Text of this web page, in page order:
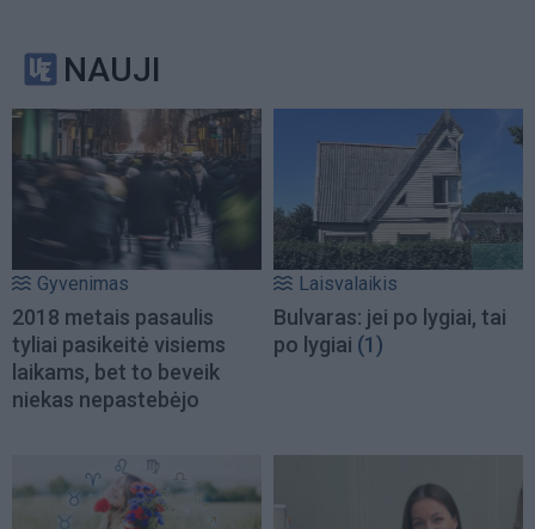
NAUJI
Gyvenimas
2018 metais pasaulis
tyliai pasikeitė visiems
laikams, bet to beveik
niekas nepastebėjo
Laisvalaikis
Bulvaras: jei po lygiai, tai
po lygiai (1)